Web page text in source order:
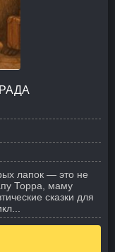
лапок — это не
Торра, маму
сказки для